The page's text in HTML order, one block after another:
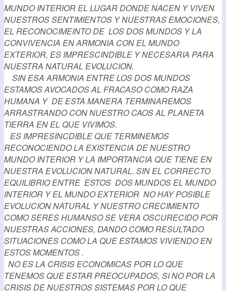
MUNDO INTERIOR EL LUGAR DONDE NACEN Y VIVEN
NUESTROS SENTIMIENTOS Y NUESTRAS EMOCIONES,
EL RECONOCIMEINTO DE LOS DOS MUNDOS Y LA
CONVIVENCIA EN ARMONIA CON EL MUNDO
EXTERIOR, ES IMPRESCINDIBLE Y NECESARIA PARA
NUESTRA NATURAL EVOLUCION.
SIN ESA ARMONIA ENTRE LOS DOS MUNDOS
ESTAMOS AVOCADOS AL FRACASO COMO RAZA
HUMANA Y DE ESTA MANERA TERMINAREMOS
ARRASTRANDO CON NUESTRO CAOS AL PLANETA
TIERRA EN EL QUE VIVIMOS.
ES IMPRESINCDIBLE QUE TERMINEMOS
RECONOCIENDO LA EXISTENCIA DE NUESTRO
MUNDO INTERIOR Y LA IMPORTANCIA QUE TIENE EN
NUESTRA EVOLUCION NATURAL. SIN EL CORRECTO
EQUILIBRIO ENTRE ESTOS DOS MUNDOS EL MUNDO
INTERIOR Y EL MUNDO EXTERIOR NO HAY POSIBLE
EVOLUCION NATURAL Y NUESTRO CRECIMIENTO
COMO SERES HUMANSO SE VERA OSCURECIDO POR
NUESTRAS ACCIONES, DANDO COMO RESULTADO
SITUACIONES COMO LA QUE ESTAMOS VIVIENDO EN
ESTOS MOMENTOS .
NO ES LA CRISIS ECONOMICAS POR LO QUE
TENEMOS QUE ESTAR PREOCUPADOS, SI NO POR LA
CRISIS DE NUESTROS SISTEMAS POR LO QUE